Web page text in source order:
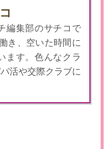
編集部のサチコで
き、空いた時間に
ます。色んなクラ
活や交際クラブに